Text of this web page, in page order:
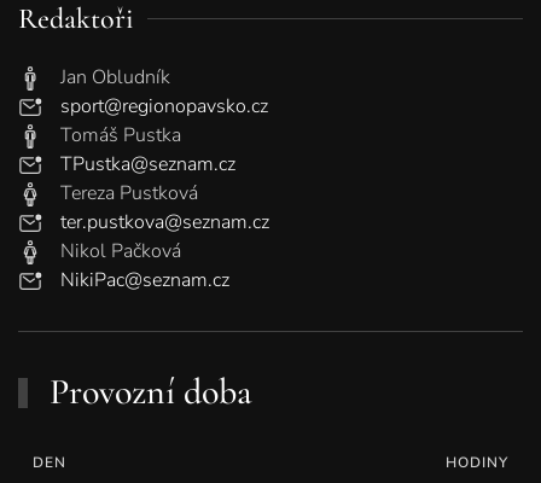
Redaktoři
Jan Obludník
sport@regionopavsko.cz
Tomáš Pustka
TPustka@seznam.cz
Tereza Pustková
ter.pustkova@seznam.cz
Nikol Pačková
NikiPac@seznam.cz
Provozní doba
DEN HODINY